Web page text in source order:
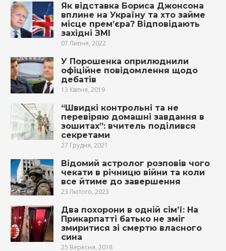
Як відставка Бориса Джонсона
вплине на Україну та хто займе
місце прем’єра? Відповідають
західні ЗМІ
07 Липня, 2022
У Порошенка оприлюднили
офіційне повідомлення щодо
дебатів
13 Квітня, 2019
“Швидкі контрольні та не
перевіряю домашні завдання в
зошитах”: вчитель поділився
секретами
27 Грудня, 2021
Відомий астролог розповів чого
чекати в річницю війни та коли
все йтиме до завершення
23 Лютого, 2023
Два похорони в одній сім’ї: На
Прикарпатті батько не зміг
змиритися зі смертю власного
сина
25 Вересня, 2018